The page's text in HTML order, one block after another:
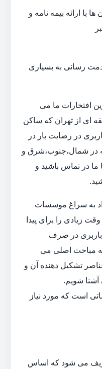
با ارائه بیمه نامه و
رسانی به بسیاری
افتخارات ما می
ای از تهران که ساکن
در رضایت بار در
در شمال،جنوب،شرق و
ما در تماس باشید و
به سراغ موسسات
زیادی را برای پیدا
باربری در صرف
به مباحث اصلی می
تشکیل دهنده آن و
آشنا شویم.
است که مورد نیاز
می شود که اساس